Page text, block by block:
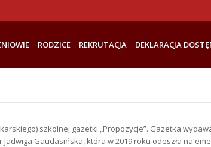
RODZICE REKRUTACJA DEKLARACJA
szkolnej gazetki „Propozycje”. Gazetka
Gaudasińska, która w 2019 roku odeszła na